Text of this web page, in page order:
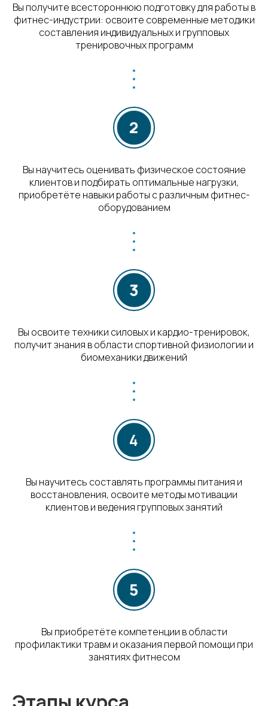
Вы получите всестороннюю подготовку для работы в
фитнес-индустрии: освоите современные методики
составления индивидуальных и групповых
тренировочных программ
Вы научитесь оценивать физическое состояние
клиентов и подбирать оптимальные нагрузки,
приобретёте навыки работы с различным фитнес-
оборудованием
Вы освоите техники силовых и кардио-тренировок,
получит знания в области спортивной физиологии и
биомеханики движений
Вы научитесь составлять программы питания и
восстановления, освоите методы мотивации
клиентов и ведения групповых занятий
Вы приобретёте компетенции в области
профилактики травм и оказания первой помощи при
занятиях фитнесом